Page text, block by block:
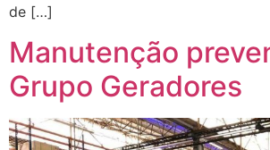
de […]
Manutenção
Grupo Geradores